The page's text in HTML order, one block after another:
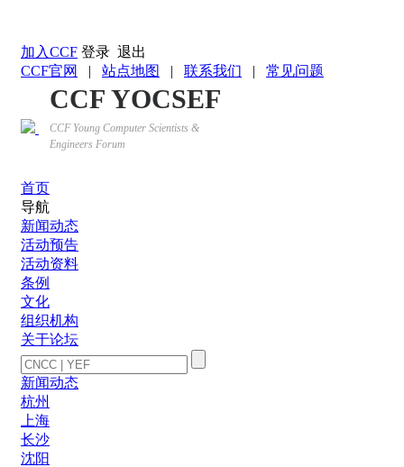
加入CCF 登录 退出
CCF官网
| 站点地图 | 联系我们 | 常见问题
CCF YOCSEF
CCF Young Computer Scientists &
Engineers Forum
首页
导航
新闻动态
活动预告
活动资料
条例
文化
组织机构
关于论坛
新闻动态
杭州
上海
长沙
沈阳